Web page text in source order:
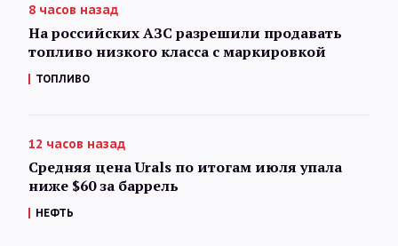
8 часов назад
На российских АЗС разрешили продавать
топливо низкого класса с маркировкой
ТОПЛИВО
12 часов назад
Средняя цена Urals по итогам июля упала
ниже $60 за баррель
НЕФТЬ